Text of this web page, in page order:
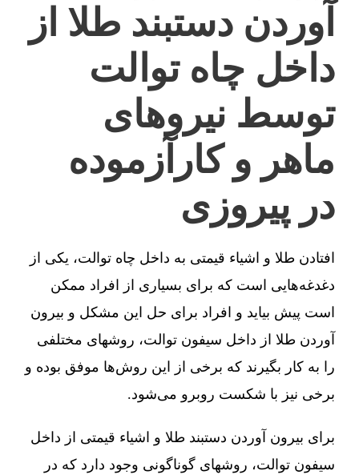
آوردن دستبند طلا از
داخل چاه توالت
توسط نیروهای
ماهر و کارآزموده
در پیروزی
افتادن طلا و اشیاء قیمتی به داخل چاه توالت، یکی از
دغدغه‌هایی است که برای بسیاری از افراد ممکن
است پیش بیاید و افراد برای حل این مشکل و بیرون
آوردن طلا از داخل سیفون توالت، روشهای مختلفی
را به کار بگیرند که برخی از این روش‌ها موفق بوده و
برخی نیز با شکست روبرو می‌شود.
برای بیرون آوردن دستبند طلا و اشیاء قیمتی از داخل
سیفون توالت، روشهای گوناگونی وجود دارد که در